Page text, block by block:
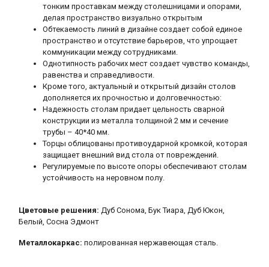
тонким проставкам между столешницами и опорами,
делая пространство визуально открытым
Обтекаемость линий в дизайне создает собой единое
пространство и отсутствие барьеров, что упрощает
коммуникации между сотрудниками.
Однотипность рабочих мест создает чувство команды,
равенства и справедливости.
Кроме того, актуальный и открытый дизайн столов
дополняется их прочностью и долговечностью:
Надежность столам придает цельность сварной
конструкции из металла толщиной 2 мм и сечение
трубы – 40*40 мм.
Торцы облицованы противоударной кромкой, которая
защищает внешний вид стола от повреждений.
Регулируемые по высоте опоры обеспечивают столам
устойчивость на неровном полу.
Цветовые решения: Дуб Сонома, Бук Тиара, Дуб Юкон,
Белый, Сосна Эдмонт
Металлокаркас: полированная нержавеющая сталь.